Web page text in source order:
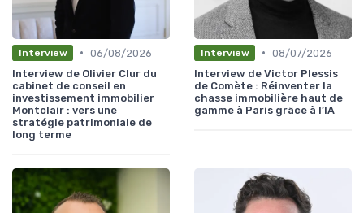
Interview • 06/08/2026
Interview de Olivier Clur du
cabinet de conseil en
investissement immobilier
Montclair : vers une
stratégie patrimoniale de
long terme
Interview • 08/07/2026
Interview de Victor Plessis
de Comète : Réinventer la
chasse immobilière haut de
gamme à Paris grâce à l’IA